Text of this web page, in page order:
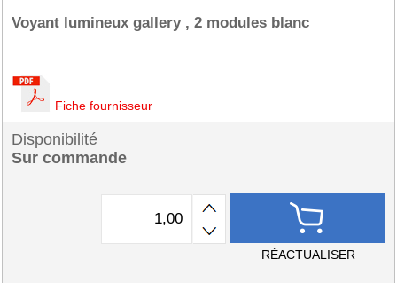
Voyant lumineux gallery , 2 modules blanc
Fiche fournisseur
Disponibilité
Sur commande
RÉACTUALISER